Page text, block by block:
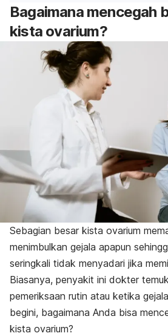
Bagaimana mencegah
kista ovarium?
Sebagian besar kista ovarium
menimbulkan gejala apapun
seringkali tidak menyadari jika
Biasanya, penyakit ini dokter
pemeriksaan rutin atau ketika
begini, bagaimana Anda bisa
kista ovarium?